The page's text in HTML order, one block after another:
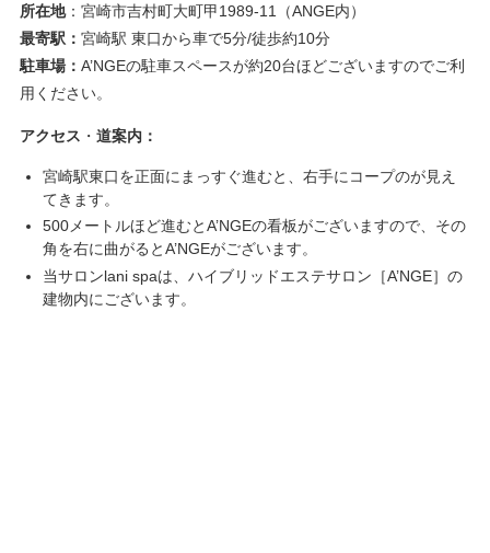
所在地：宮崎市吉村町大町甲1989-11（ANGE内）
最寄駅： 宮崎駅 東口から車で5分/徒歩約10分
駐車場： A’NGEの駐車スペースが約20台ほどございますのでご利
用ください。
アクセス ・ 道案内：
宮崎駅東口を正面にまっすぐ進むと、右手にコープのが見え
てきます。
500メートルほど進むとA’NGEの看板がございますので、その
角を右に曲がるとA’NGEがございます。
当サロンlani spaは、ハイブリッドエステサロン［A’NGE］の
建物内にございます。